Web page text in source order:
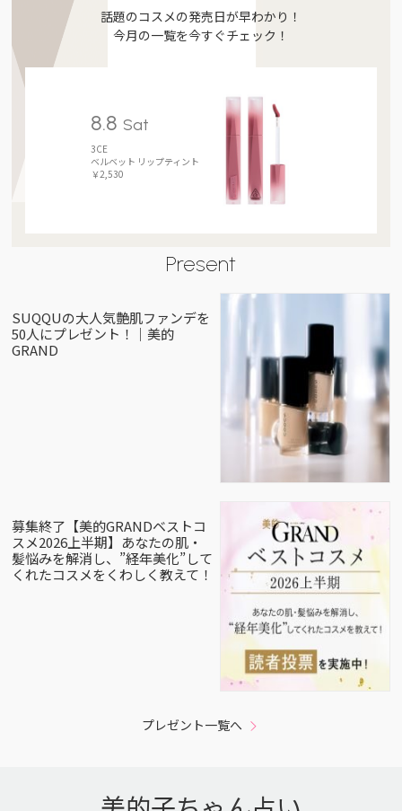
話題のコスメの発売日が早わかり！
今月の一覧を今すぐチェック！
8.8 Sat
3CE
ベルベット リップティント
￥2,530
Present
SUQQUの大人気艶肌ファンデを
50人にプレゼント！｜美的
GRAND
募集終了【美的GRANDベストコ
スメ2026上半期】あなたの肌・
髪悩みを解消し、”経年美化”して
くれたコスメをくわしく教えて！
プレゼント一覧へ